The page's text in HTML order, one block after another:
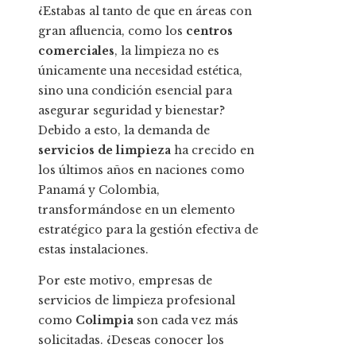
¿Estabas al tanto de que en áreas con
gran afluencia, como los centros
comerciales, la limpieza no es
únicamente una necesidad estética,
sino una condición esencial para
asegurar seguridad y bienestar?
Debido a esto, la demanda de
servicios de limpieza ha crecido en
los últimos años en naciones como
Panamá y Colombia,
transformándose en un elemento
estratégico para la gestión efectiva de
estas instalaciones.
Por este motivo, empresas de
servicios de limpieza profesional
como Colimpia son cada vez más
solicitadas. ¿Deseas conocer los